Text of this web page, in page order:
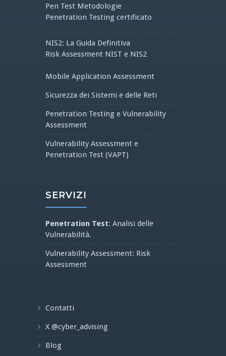
Pen Test Metodologie
Penetration Testing certificato
NIS2: La Guida Definitiva
Risk Assessment NIST e NIS2
Mobile Application Assessment
Sicurezza dei Sistemi e delle Reti
Penetration Testing e Vulnerability
Assessment
Vulnerability Assessment e
Penetration Test (VAPT)
SERVIZI
Penetration Test: Analisi delle
Vulnerabilità.
Vulnerability Assessment: Risk
Assessment
Contatti
X @cyber_advising
Blog